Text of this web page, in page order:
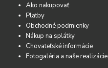
Ako nakupovať
Platby
Obchodné podmienky
Nákup na splátky
Chovateľské informácie
Fotogaléria a naše realizácie